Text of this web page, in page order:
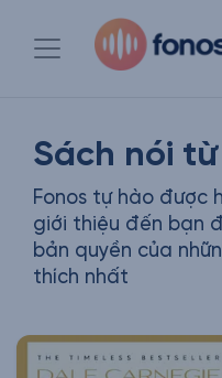
Sách nói
Fonos tự hào được
giới thiệu đến bạn
bản quyền của
thích nhất